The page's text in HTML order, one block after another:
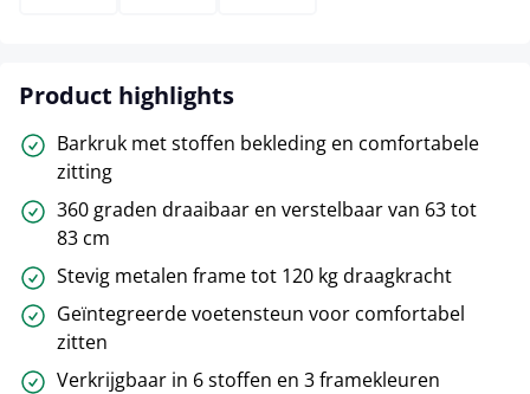
Product highlights
Barkruk met stoffen bekleding en comfortabele
zitting
360 graden draaibaar en verstelbaar van 63 tot
83 cm
Stevig metalen frame tot 120 kg draagkracht
Geïntegreerde voetensteun voor comfortabel
zitten
Verkrijgbaar in 6 stoffen en 3 framekleuren